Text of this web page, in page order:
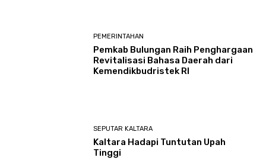
PEMERINTAHAN
Pemkab Bulungan Raih Penghargaan
Revitalisasi Bahasa Daerah dari
Kemendikbudristek RI
SEPUTAR KALTARA
Kaltara Hadapi Tuntutan Upah
Tinggi